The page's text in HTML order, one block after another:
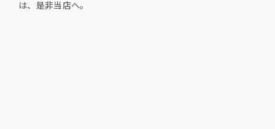
は、是非当店へ。